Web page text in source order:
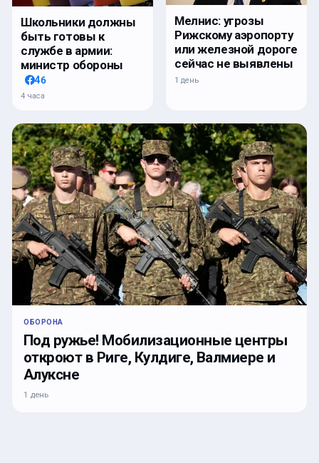
Школьники должны
быть готовы к
службе в армии:
министр обороны
46
4 часа
Мелнис: угрозы
Рижскому аэропорту
или железной дороге
сейчас не выявлены
1 день
ОБОРОНА
Под ружье! Мобилизационные центры
откроют в Риге, Кулдиге, Валмиере и
Алуксне
1 день